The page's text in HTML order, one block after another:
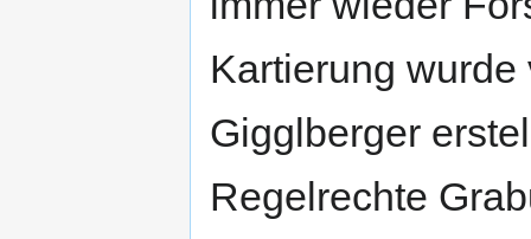
Kartierung
Gigglberger
Regelrechte